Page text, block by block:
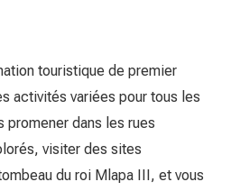
touristique de premier
activités variées pour tous les
promener dans les rues
visiter des sites
du roi Mlapa III, et vous